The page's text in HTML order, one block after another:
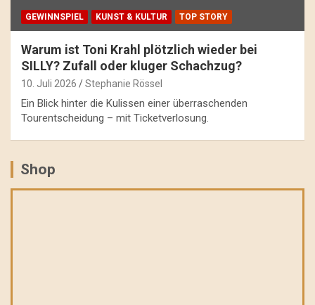
GEWINNSPIEL KUNST & KULTUR TOP STORY
Warum ist Toni Krahl plötzlich wieder bei
SILLY? Zufall oder kluger Schachzug?
10. Juli 2026 Stephanie Rössel
Ein Blick hinter die Kulissen einer überraschenden
Tourentscheidung – mit Ticketverlosung.
Shop